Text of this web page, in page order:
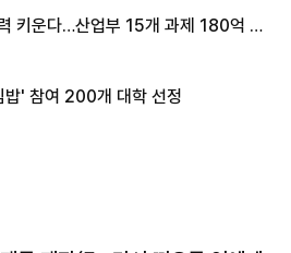
키운다…산업부 15개 과제 180억 지
밥' 참여 200개 대학 선정